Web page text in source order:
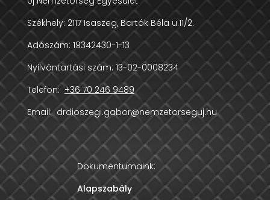
Székhely: 2117 Isaszeg, Bartók Béla u.11/2.
Adószám: 19342430-1-13
Nyilvántartási szám: 13-02-0008234
Telefon: +36 70 246 9489
Email:drdioszegi.gabor@nemzetorseguj.hu
Dokumentumaink:
Alapszabály